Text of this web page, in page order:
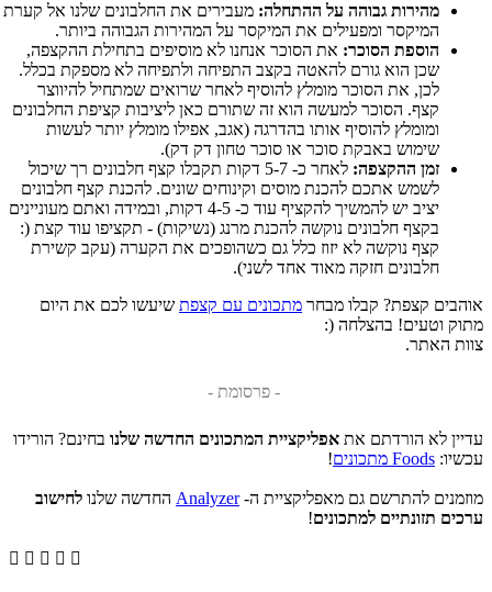
מהירות גבוהה על ההתחלה: מעבירים את החלבונים שלנו אל קערת
המיקסר ומפעילים את המיקסר על המהירות הגבוהה ביותר.
הוספת הסוכר: את הסוכר אנחנו לא מוסיפים בתחילת ההקצפה,
שכן הוא גורם להאטה בקצב התפיחה ולתפיחה לא מספקת בכלל.
לכן, את הסוכר מומלץ להוסיף לאחר שרואים שמתחיל להיווצר
קצף. הסוכר למעשה הוא זה שתורם כאן ליציבות קציפת החלבונים
ומומלץ להוסיף אותו בהדרגה (אגב, אפילו מומלץ יותר לעשות
שימוש באבקת סוכר או סוכר טחון דק דק).
זמן ההקצפה:
לאחר כ- 5-7 דקות תקבלו קצף חלבונים רך שיכול
לשמש אתכם להכנת מוסים וקינוחים שונים. להכנת קצף חלבונים
יציב יש להמשיך להקציף עוד כ- 4-5 דקות, ובמידה ואתם מעוניינים
בקצף חלבונים נוקשה להכנת מרנג (נשיקות) - תקציפו עוד קצת (:
קצף נוקשה לא יזוז כלל גם כשהופכים את הקערה (עקב קשירת
חלבונים חזקה מאוד אחד לשני).
אוהבים קצפת? קבלו מבחר מתכונים עם קצפת שיעשו לכם את היום
מתוק וטעים! בהצלחה (:
צוות האתר.
- פרסומת -
עדיין לא הורדתם את אפליקציית המתכונים החדשה שלנו בחינם? הורידו
עכשיו: Foods מתכונים !
מוזמנים להתרשם גם מאפליקציית ה-Analyzer החדשה שלנו לחישוב
ערכים תזונתיים למתכונים!
    